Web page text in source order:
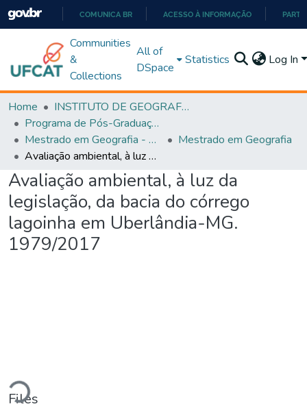
PARA
O
COMUNICA BR ACESSO À INFORMAÇÃO
Communities
&
Collections
All of
DSpace
Statistics Log In
Home
INSTITUTO DE GEOGRAFIA
Programa de Pós-Graduação em Geografia - PPGGEO
Mestrado em Geografia - PPGGEO
Mestrado em Geografia
Avaliação ambiental, à luz da legislação, da bacia do córrego lagoinha em Uberlândia-MG. 1979/2017
Avaliação ambiental, à luz da
legislação, da bacia do córrego
lagoinha em Uberlândia-MG.
1979/2017
Files